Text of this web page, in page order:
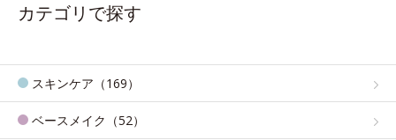
カテゴリで探す
スキンケア（169）
ベースメイク（52）